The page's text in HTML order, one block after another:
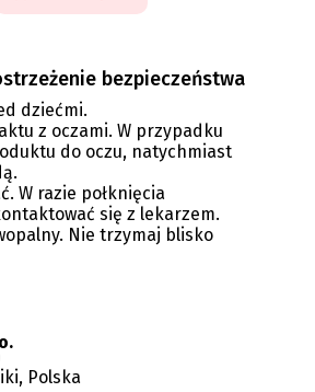
bezpieczeństwa
dziećmi.
z oczami. W przypadku
do oczu, natychmiast
W razie połknięcia
się z lekarzem.
Nie trzymaj blisko
Polska